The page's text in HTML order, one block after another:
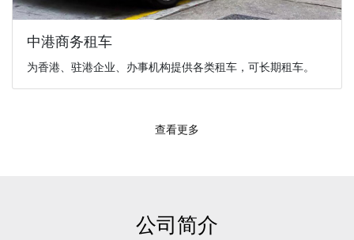
中港商务租车
为香港、驻港企业、办事机构提供各类租车，可长期租车。
查看更多
公司简介